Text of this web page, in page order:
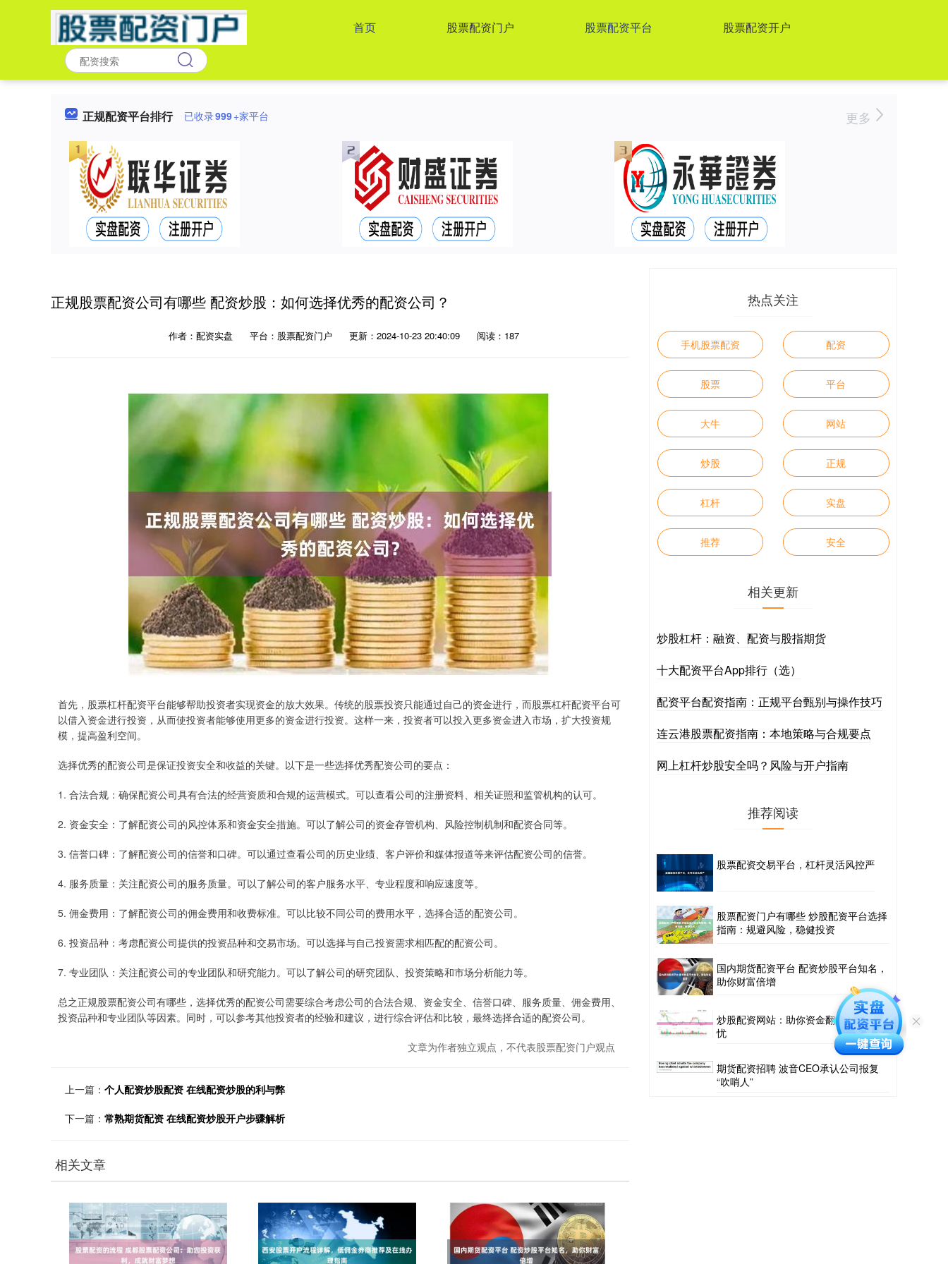
首页 股票配资门户 股票配资平台 股票配资开户
正规配资平台排行 已收录999+家平台 更多
正规股票配资公司有哪些 配资炒股：如何选择优秀的配资公司？
作者：配资实盘 平台：股票配资门户 更新：2024-10-23 20:40:09 阅读：187
首先，股票杠杆配资平台能够帮助投资者实现资金的放大效果。传统的股票投资只能通过自己的资金进行，而股票杠杆配资平台可
以借入资金进行投资，从而使投资者能够使用更多的资金进行投资。这样一来，投资者可以投入更多资金进入市场，扩大投资规
模，提高盈利空间。
选择优秀的配资公司是保证投资安全和收益的关键。以下是一些选择优秀配资公司的要点：
1. 合法合规：确保配资公司具有合法的经营资质和合规的运营模式。可以查看公司的注册资料、相关证照和监管机构的认可。
2. 资金安全：了解配资公司的风控体系和资金安全措施。可以了解公司的资金存管机构、风险控制机制和配资合同等。
3. 信誉口碑：了解配资公司的信誉和口碑。可以通过查看公司的历史业绩、客户评价和媒体报道等来评估配资公司的信誉。
4. 服务质量：关注配资公司的服务质量。可以了解公司的客户服务水平、专业程度和响应速度等。
5. 佣金费用：了解配资公司的佣金费用和收费标准。可以比较不同公司的费用水平，选择合适的配资公司。
6. 投资品种：考虑配资公司提供的投资品种和交易市场。可以选择与自己投资需求相匹配的配资公司。
7. 专业团队：关注配资公司的专业团队和研究能力。可以了解公司的研究团队、投资策略和市场分析能力等。
总之正规股票配资公司有哪些，选择优秀的配资公司需要综合考虑公司的合法合规、资金安全、信誉口碑、服务质量、佣金费用、
投资品种和专业团队等因素。同时，可以参考其他投资者的经验和建议，进行综合评估和比较，最终选择合适的配资公司。
文章为作者独立观点，不代表股票配资门户观点
上一篇： 个人配资炒股配资 在线配资炒股的利与弊
下一篇： 常熟期货配资 在线配资炒股开户步骤解析
相关文章
热点关注
手机股票配资 配资
股票 平台
大牛 网站
炒股 正规
杠杆 实盘
推荐 安全
相关更新
炒股杠杆：融资、配资与股指期货
十大配资平台App排行（选）
配资平台配资指南：正规平台甄别与操作技巧
连云港股票配资指南：本地策略与合规要点
网上杠杆炒股安全吗？风险与开户指南
推荐阅读
股票配资交易平台，杠杆灵活风控严
股票配资门户有哪些 炒股配资平台选择
指南：规避风险，稳健投资
国内期货配资平台 配资炒股平台知名，
助你财富倍增
炒股配资网站：助你资金翻倍，投资无
忧
期货配资招聘 波音CEO承认公司报复
“吹哨人”